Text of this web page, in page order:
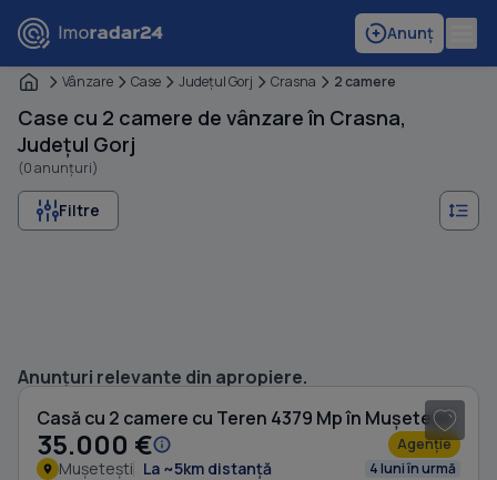
Anunț
Vânzare Case Judeţul Gorj Crasna 2 camere
Case cu 2 camere de vânzare în Crasna,
Județul Gorj
(0 anunțuri)
Filtre
Anunțuri relevante din apropiere.
Casă cu 2 camere cu Teren 4379 Mp în Mușetești
35.000 € Agenție
Mușetești La ~5km distanță 4 luni în urmă